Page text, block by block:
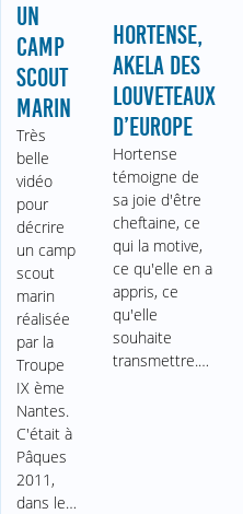
UN
CAMP
SCOUT
MARIN
Très
belle
vidéo
pour
décrire
un camp
scout
marin
réalisée
par la
Troupe
IX ème
Nantes.
C'était à
Pâques
2011,
dans le…
HORTENSE,
AKELA DES
LOUVETEAUX
D’EUROPE
Hortense
témoigne de
sa joie d'être
cheftaine, ce
qui la motive,
ce qu'elle en a
appris, ce
qu'elle
souhaite
transmettre.…